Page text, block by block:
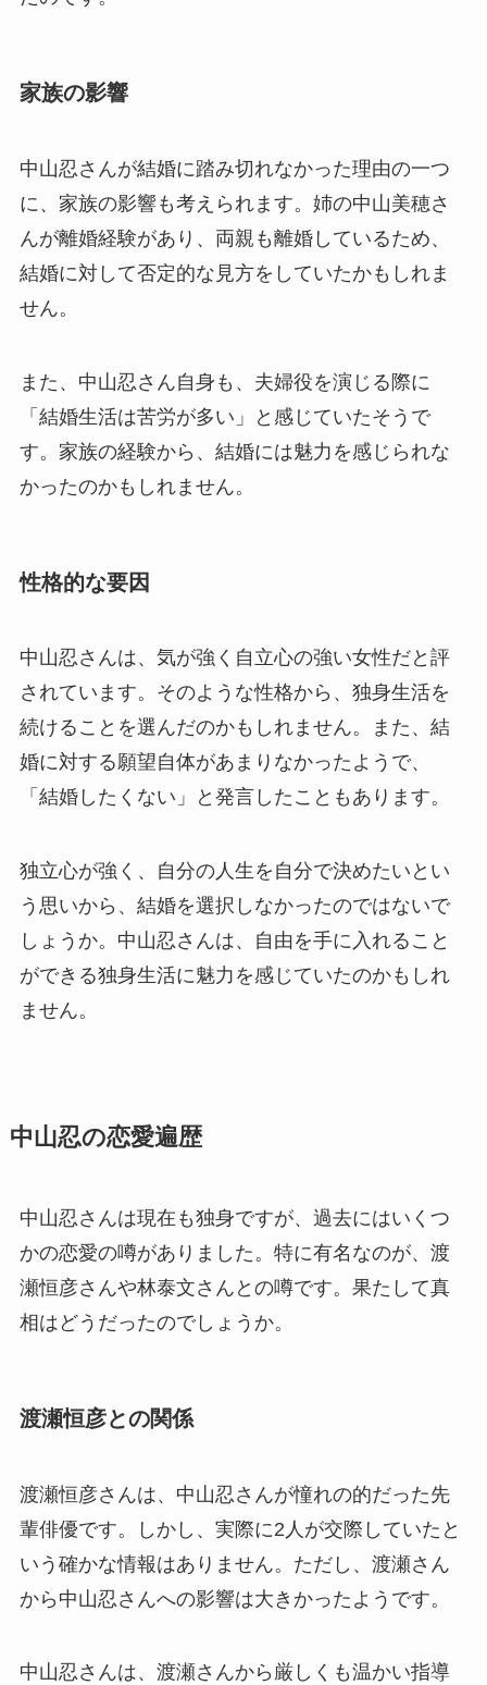
家族の影響
中山忍さんが結婚に踏み切れなかった理由の一つ
に、家族の影響も考えられます。姉の中山美穂さ
んが離婚経験があり、両親も離婚しているため、
結婚に対して否定的な見方をしていたかもしれま
せん。
また、中山忍さん自身も、夫婦役を演じる際に
「結婚生活は苦労が多い」と感じていたそうで
す。家族の経験から、結婚には魅力を感じられな
かったのかもしれません。
性格的な要因
中山忍さんは、気が強く自立心の強い女性だと評
されています。そのような性格から、独身生活を
続けることを選んだのかもしれません。また、結
婚に対する願望自体があまりなかったようで、
「結婚したくない」と発言したこともあります。
独立心が強く、自分の人生を自分で決めたいとい
う思いから、結婚を選択しなかったのではないで
しょうか。中山忍さんは、自由を手に入れること
ができる独身生活に魅力を感じていたのかもしれ
ません。
中山忍の恋愛遍歴
中山忍さんは現在も独身ですが、過去にはいくつ
かの恋愛の噂がありました。特に有名なのが、渡
瀬恒彦さんや林泰文さんとの噂です。果たして真
相はどうだったのでしょうか。
渡瀬恒彦との関係
渡瀬恒彦さんは、中山忍さんが憧れの的だった先
輩俳優です。しかし、実際に2人が交際していたと
いう確かな情報はありません。ただし、渡瀬さん
から中山忍さんへの影響は大きかったようです。
中山忍さんは、渡瀬さんから厳しくも温かい指導